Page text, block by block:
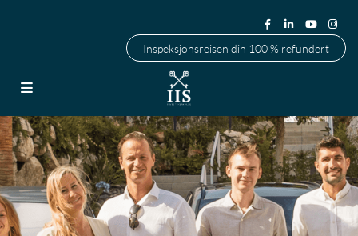
Inspeksjonsreisen din 100 % refundert